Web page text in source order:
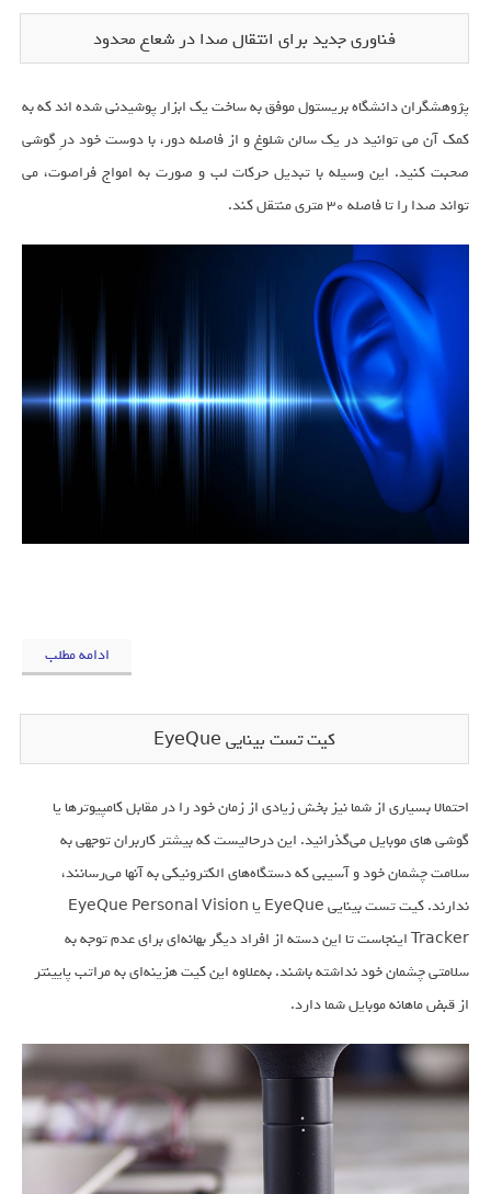
فناوری جدید برای انتقال صدا در شعاع محدود
پژوهشگران دانشگاه بریستول موفق به ساخت یک ابزار پوشیدنی شده اند که به
کمک آن می توانید در یک سالن شلوغ و از فاصله دور، با دوست خود درِ گوشی
صحبت کنید. این وسیله با تبدیل حرکات لب و صورت به امواج فراصوت، می
تواند صدا را تا فاصله 30 متری منتقل کند.
ادامه مطلب
کیت تست بینایی EyeQue
احتمالا بسیاری از شما نیز بخش زیادی از زمان خود را در مقابل کامپیوترها یا
گوشی های موبایل می‌گذرانید. این درحالیست که بیشتر کاربران توجهی به
سلامت چشمان خود و آسیبی که دستگاه‌های الکترونیکی به آنها می‌رسانند،
ندارند. کیت تست بینایی EyeQue یا EyeQue Personal Vision
Tracker اینجاست تا این دسته از افراد دیگر بهانه‌ای برای عدم توجه به
سلامتی چشمان خود نداشته باشند. به‌علاوه این کیت هزینه‌ای به مراتب پایینتر
از قبض ماهانه موبایل شما دارد.